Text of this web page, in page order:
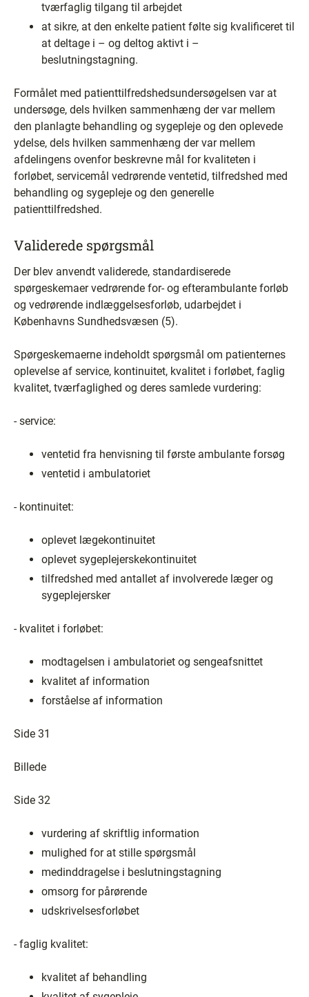
tværfaglig tilgang til arbejdet
at sikre, at den enkelte patient følte sig kvalificeret til
at deltage i – og deltog aktivt i –
beslutningstagning.
Formålet med patienttilfredshedsundersøgelsen var at
undersøge, dels hvilken sammenhæng der var mellem
den planlagte behandling og sygepleje og den oplevede
ydelse, dels hvilken sammenhæng der var mellem
afdelingens ovenfor beskrevne mål for kvaliteten i
forløbet, servicemål vedrørende ventetid, tilfredshed med
behandling og sygepleje og den generelle
patienttilfredshed.
Validerede spørgsmål
Der blev anvendt validerede, standardiserede
spørgeskemaer vedrørende for- og efterambulante forløb
og vedrørende indlæggelsesforløb, udarbejdet i
Københavns Sundhedsvæsen (5).
Spørgeskemaerne indeholdt spørgsmål om patienternes
oplevelse af service, kontinuitet, kvalitet i forløbet, faglig
kvalitet, tværfaglighed og deres samlede vurdering:
- service:
ventetid fra henvisning til første ambulante forsøg
ventetid i ambulatoriet
- kontinuitet:
oplevet lægekontinuitet
oplevet sygeplejerskekontinuitet
tilfredshed med antallet af involverede læger og
sygeplejersker
- kvalitet i forløbet:
modtagelsen i ambulatoriet og sengeafsnittet
kvalitet af information
forståelse af information
Side 31
Billede
Side 32
vurdering af skriftlig information
mulighed for at stille spørgsmål
medinddragelse i beslutningstagning
omsorg for pårørende
udskrivelsesforløbet
- faglig kvalitet:
kvalitet af behandling